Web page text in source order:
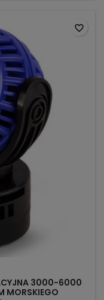
3000-6000
MORSKIEGO
favorite_border